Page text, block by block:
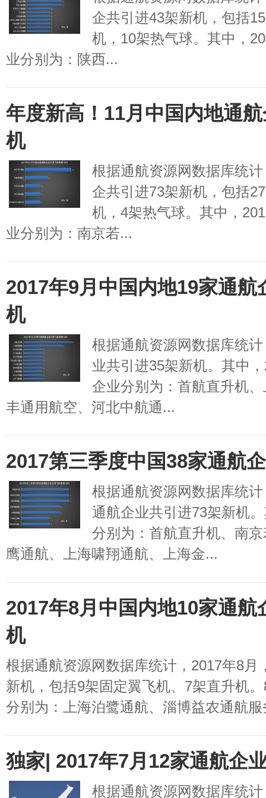
企共引进43架新机，包括
机，10架热气球。其中，
业分别为：陕西...
年度新高！11月中国内地通
机
根据通航资源网数据库统
企共引进73架新机，包括
机，4架热气球。其中，
业分别为：南京若...
2017年9月中国内地19家通航
机
根据通航资源网数据库统
业共引进35架新机。其中
企业分别为：首航直升机
丰通用航空、河北中航通...
2017第三季度中国38家通航
根据通航资源网数据库统
通航企业共引进73架新机
分别为：首航直升机、南
鹰通航、上海啸翔通航、上海金...
2017年8月中国内地10家通航
机
根据通航资源网数据库统计，2017年8
新机，包括9架固定翼飞机、7架直升机
分别为：上海泊鹭通航、淄博益农通航
独家| 2017年7月12家通航企
根据通航资源网数据库统